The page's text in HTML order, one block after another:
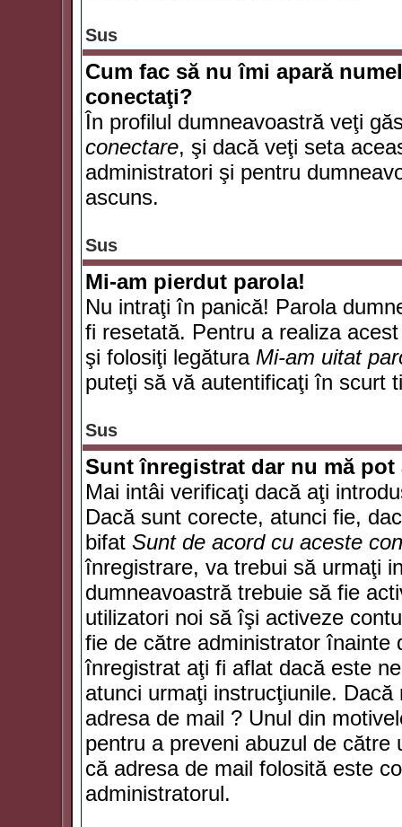
Sus
Cum fac să nu îmi apară
conectaţi?
În profilul dumneavoastră veţi
conectare, şi dacă veţi seta
administratori şi pentru
ascuns.
Sus
Mi-am pierdut parola!
Nu intraţi în panică! Parola
fi resetată. Pentru a realiza
şi folosiţi legătura Mi-am uitat
puteţi să vă autentificaţi în scurt
Sus
Sunt înregistrat dar nu mă
Mai intâi verificaţi dacă aţi
Dacă sunt corecte, atunci fie,
bifat Sunt de acord cu aceste
înregistrare, va trebui să urmaţi
dumneavoastră trebuie să fie
utilizatori noi să îşi activeze
fie de către administrator înainte
înregistrat aţi fi aflat dacă este
atunci urmaţi instrucţiunile.
adresa de mail ? Unul din
pentru a preveni abuzul de către
că adresa de mail folosită este
administratorul.